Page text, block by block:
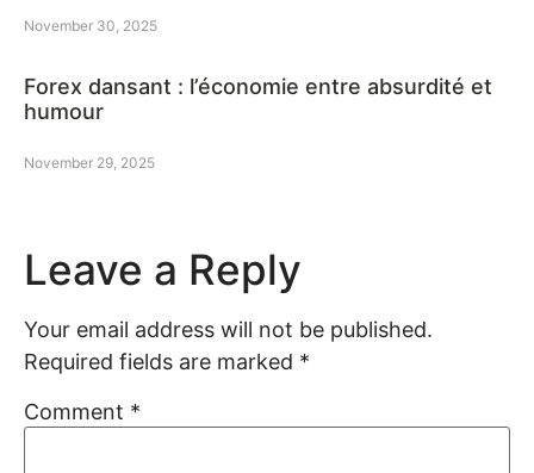
November 30, 2025
Forex dansant : l’économie entre absurdité et
humour
November 29, 2025
Leave a Reply
Your email address will not be published.
Required fields are marked *
Comment *